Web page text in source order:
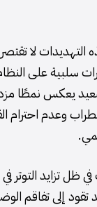
التهديدات لا
سلبية على
يعكس نمطًا
وعدم احترام
تزايد التوتر
تقود إلى تفاقم